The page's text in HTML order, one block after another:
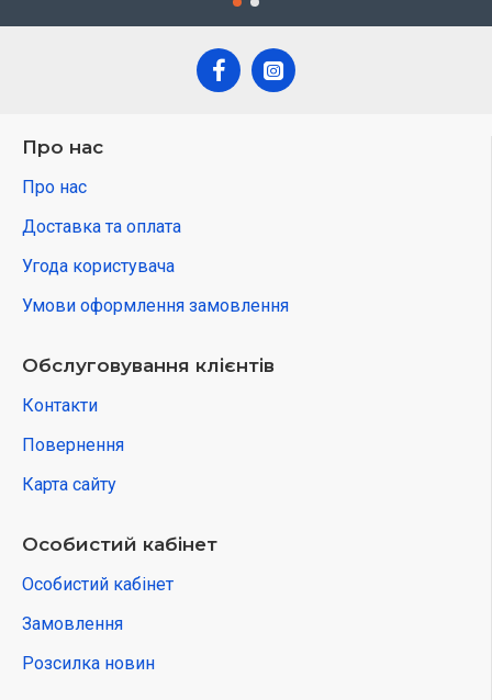
Про нас
Про нас
Доставка та оплата
Угода користувача
Умови оформлення замовлення
Обслуговування клієнтів
Контакти
Повернення
Карта сайту
Особистий кабінет
Особистий кабінет
Замовлення
Розсилка новин